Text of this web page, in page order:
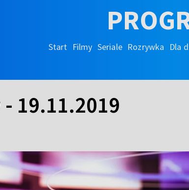
Start Filmy Seriale Rozrywka Dla
19.11.2019